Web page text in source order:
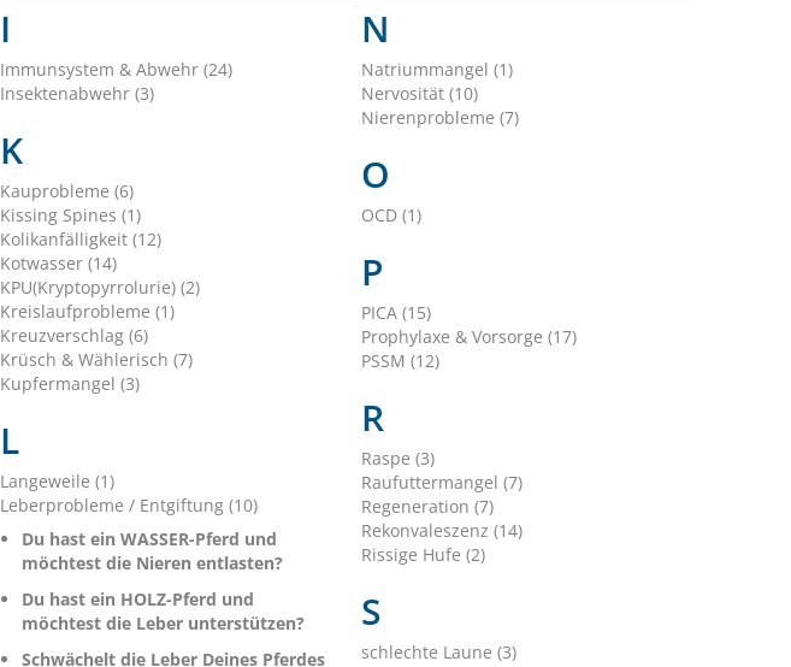
I
Immunsystem & Abwehr (24)
Insektenabwehr (3)
K
Kauprobleme (6)
Kissing Spines (1)
Kolikanfälligkeit (12)
Kotwasser (14)
KPU(Kryptopyrrolurie) (2)
Kreislaufprobleme (1)
Kreuzverschlag (6)
Krüsch & Wählerisch (7)
Kupfermangel (3)
L
Langeweile (1)
Leberprobleme / Entgiftung (10)
Du hast ein WASSER-Pferd und
möchtest die Nieren entlasten?
Du hast ein HOLZ-Pferd und
möchtest die Leber unterstützen?
Schwächelt die Leber Deines Pferdes
N
Natriummangel (1)
Nervosität (10)
Nierenprobleme (7)
O
OCD (1)
P
PICA (15)
Prophylaxe & Vorsorge (17)
PSSM (12)
R
Raspe (3)
Raufuttermangel (7)
Regeneration (7)
Rekonvaleszenz (14)
Rissige Hufe (2)
S
schlechte Laune (3)